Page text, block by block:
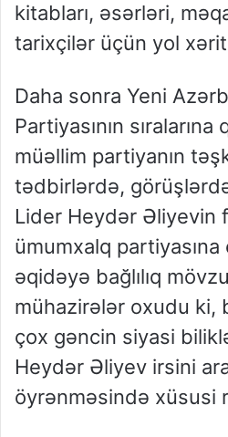
kitabları, əsərləri,
tarixçilər üçün yol
Daha sonra Yeni
Partiyasının
müəllim partiyanın
tədbirlərdə,
Lider Heydər Əliyevin
ümumxalq
əqidəyə bağlılıq
mühazirələr oxudu ki,
çox gəncin siyasi
Heydər Əliyev irsini
öyrənməsində xüsusi